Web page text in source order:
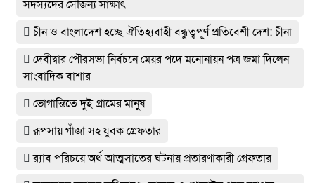
সদস্যদের সৌজন্য সাক্ষাৎ
চীন ও বাংলাদেশ হচ্ছে ঐতিহ্যবাহী বন্ধুত্বপূর্ণ প্রতিবেশী দেশ: চীনা
দেবীদ্বার পৌরসভা নির্বচনে মেয়র পদে মনোনায়ন পত্র জমা দিলেন
সাংবাদিক বাশার
ভোগান্তিতে দুই গ্রামের মানুষ
রূপসায় গাঁজা সহ যুবক গ্রেফতার
র‌্যাব পরিচয়ে অর্থ আত্মসাতের ঘটনায় প্রতারণাকারী গ্রেফতার